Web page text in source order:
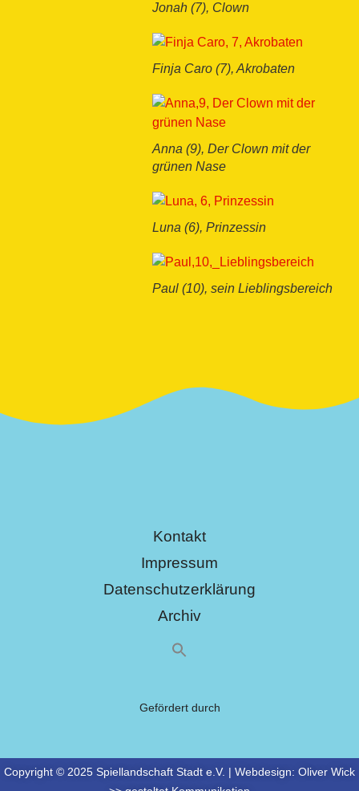
Jonah (7), Clown
Finja Caro (7), Akrobaten
Anna (9), Der Clown mit der
grünen Nase
Luna (6), Prinzessin
Paul (10), sein Lieblingsbereich
Kontakt
Impressum
Datenschutzerklärung
Archiv
Gefördert durch
Copyright © 2025 Spiellandschaft Stadt e.V. | Webdesign: Oliver Wick